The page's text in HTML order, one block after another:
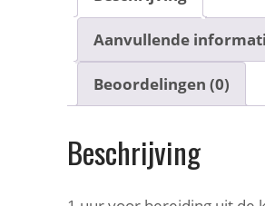
Aanvullende
Beoordelingen (0)
Beschrijving